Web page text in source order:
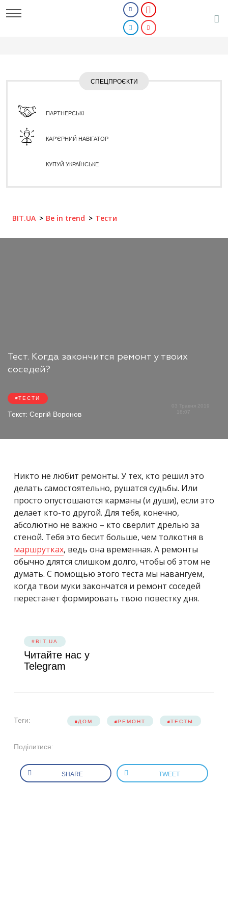
СПЕЦПРОЄКТИ
ПАРТНЕРСЬКІ
КАР'ЄРНИЙ НАВІГАТОР
КУПУЙ УКРАЇНСЬКЕ
BIT.UA Be in trend Тести
Тест. Когда закончится ремонт у твоих
соседей?
ТЕСТИ
Текст: Сергій Воронов
03 Травня 2019
18:07
Никто не любит ремонты. У тех, кто решил это
делать самостоятельно, рушатся судьбы. Или
просто опустошаются карманы (и души), если это
делает кто-то другой. Для тебя, конечно,
абсолютно не важно – кто сверлит дрелью за
стеной. Тебя это бесит больше, чем толкотня в
маршрутках, ведь она временная. А ремонты
обычно длятся слишком долго, чтобы об этом не
думать. С помощью этого теста мы навангуем,
когда твои муки закончатся и ремонт соседей
перестанет формировать твою повестку дня.
#BIT.UA
Читайте нас у
Telegram
Теги: ДОМ РЕМОНТ ТЕСТЫ
Поділитися:
SHARE TWEET